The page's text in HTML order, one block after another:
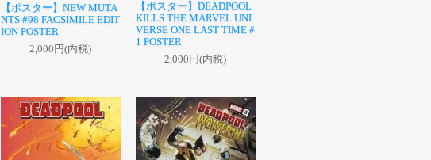
【ポスター】NEW MUTA
NTS #98 FACSIMILE EDIT
ION POSTER
2,000円(内税)
【ポスター】DEADPOOL
KILLS THE MARVEL UNI
VERSE ONE LAST TIME #
1 POSTER
2,000円(内税)